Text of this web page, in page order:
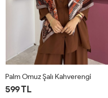
Palm Omuz Şalı Kahverengi
599 TL